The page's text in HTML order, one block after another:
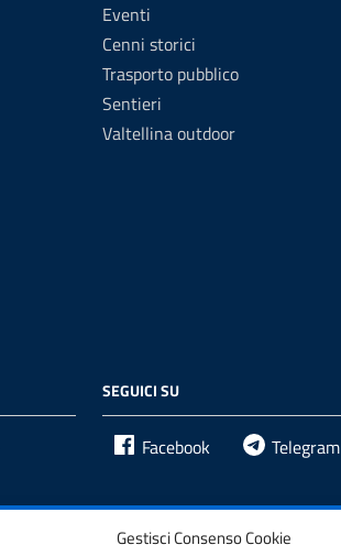
Gestisci Consenso Cookie
Eventi
Cenni storici
Trasporto pubblico
Sentieri
Valtellina outdoor
SEGUICI SU
Facebook Telegram